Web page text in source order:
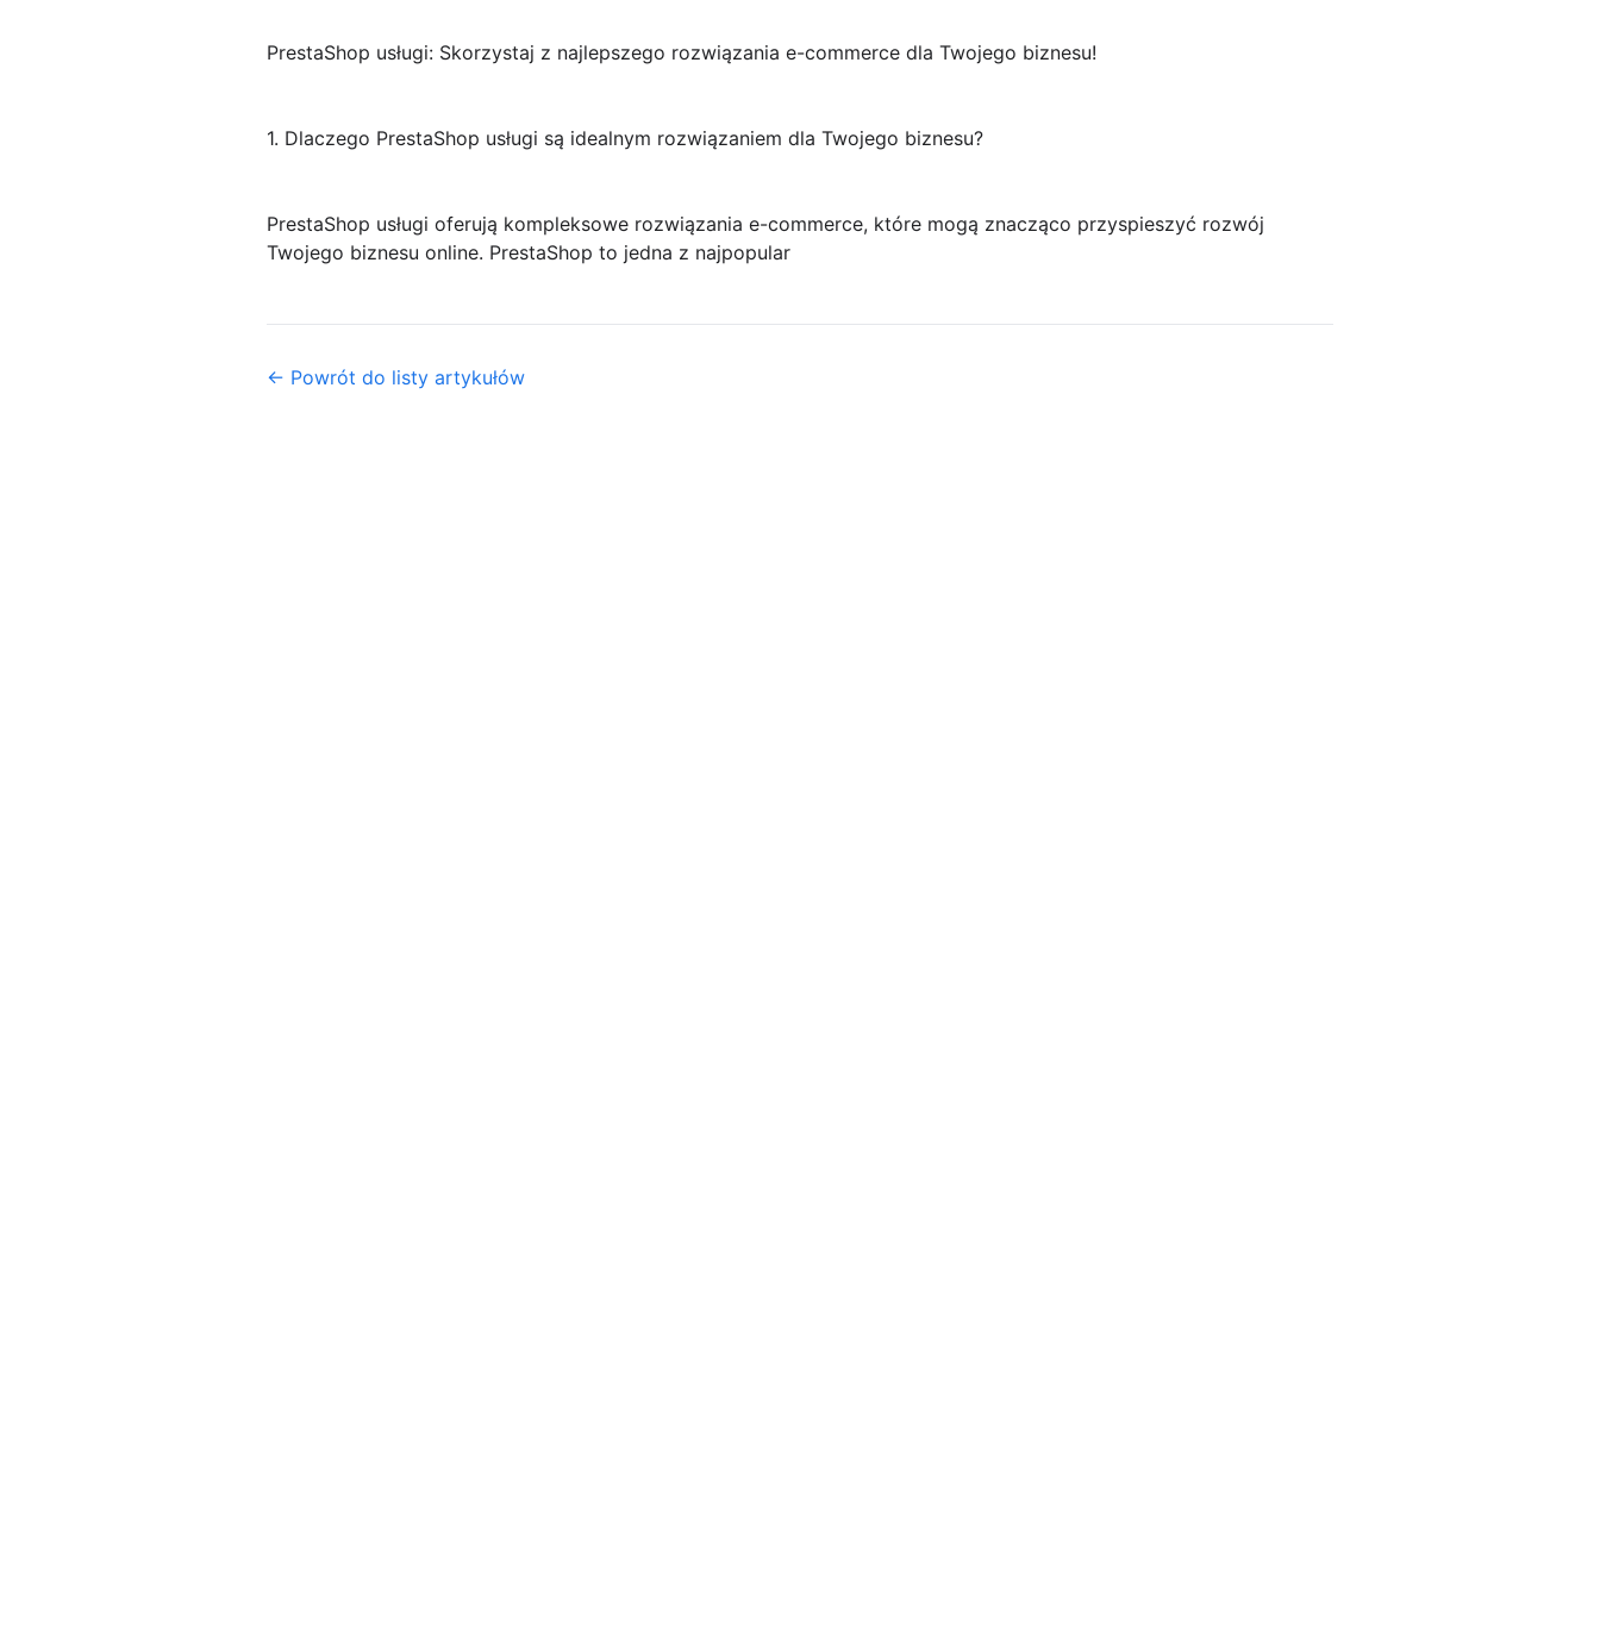
PrestaShop usługi: Skorzystaj z najlepszego rozwiązania e-commerce dla Twojego biznesu!
1. Dlaczego PrestaShop usługi są idealnym rozwiązaniem dla Twojego biznesu?
PrestaShop usługi oferują kompleksowe rozwiązania e-commerce, które mogą znacząco przyspieszyć rozwój
Twojego biznesu online. PrestaShop to jedna z najpopular
← Powrót do listy artykułów